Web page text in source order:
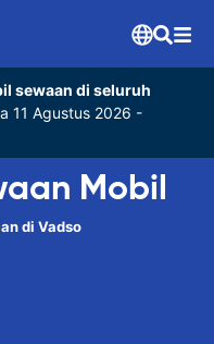
sewaan di seluruh
11 Agustus 2026 -
Mobil
di Vadso